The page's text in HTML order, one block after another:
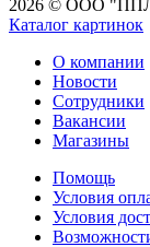
2026 © ООО "ППЛ-
Каталог картинок
О компании
Новости
Сотрудники
Вакансии
Магазины
Помощь
Условия
Условия